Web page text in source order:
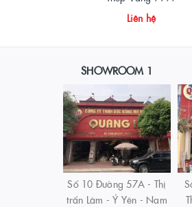
Liên hệ
SHOWROOM 1
Số 10 Đường 57A - Thị
trấn Lâm - Ý Yên - Nam